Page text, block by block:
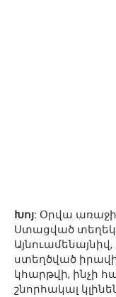
Խոյ: Օրվա
Ստացված
ստեղծված
կհարթվի, ինչի
շնորհակալ